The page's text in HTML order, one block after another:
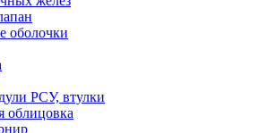
оболочки
РСУ, втулки
облицовка